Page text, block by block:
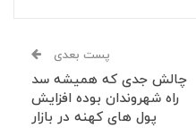
پست بعدی
چالش جدی که همیشه سد
راه شهروندان بوده افزایش
پول های کهنه در بازار